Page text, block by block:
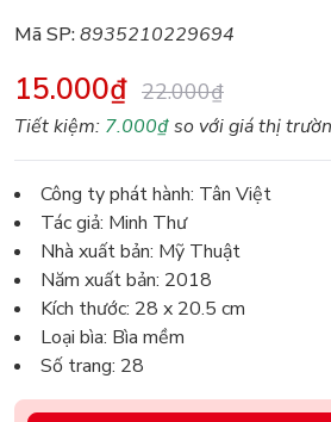
Mã SP:8935210229694
15.000₫ 22.000₫
Tiết kiệm: 7.000₫so với giá thị
Công ty phát hành: Tân Việt
Tác giả: Minh Thư
Nhà xuất bản: Mỹ Thuật
Năm xuất bản: 2018
Kích thước: 28 x 20.5 cm
Loại bìa: Bìa mềm
Số trang: 28